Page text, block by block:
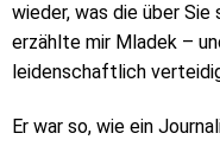
wieder, was die über Sie
erzählte mir Mladek –
leidenschaftlich
Er war so, wie ein